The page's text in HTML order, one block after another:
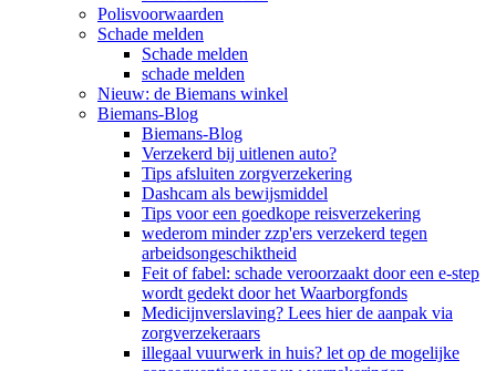
Polisvoorwaarden
Schade melden
Schade melden
schade melden
Nieuw: de Biemans winkel
Biemans-Blog
Biemans-Blog
Verzekerd bij uitlenen auto?
Tips afsluiten zorgverzekering
Dashcam als bewijsmiddel
Tips voor een goedkope reisverzekering
wederom minder zzp'ers verzekerd tegen
arbeidsongeschiktheid
Feit of fabel: schade veroorzaakt door een e-step
wordt gedekt door het Waarborgfonds
Medicijnverslaving? Lees hier de aanpak via
zorgverzekeraars
illegaal vuurwerk in huis? let op de mogelijke